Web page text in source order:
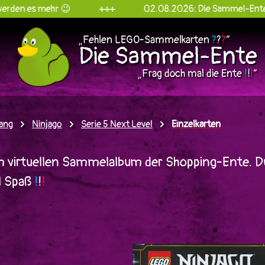
mehr 😉 +++ 02.08.2026: Die Sammel-Ente goes
„Fehlen LEGO-Sammelkarten ???“
Die Sammel-Ente
„Frag doch mal die Ente!!!“
Ninjago Serie 5 Next Level Einzelkarten
virtuellen Sammelalbum der Shopping-Ente.
Spaß !!!